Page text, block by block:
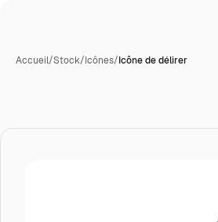
Accueil/Stock/Icônes/Icône de délirer